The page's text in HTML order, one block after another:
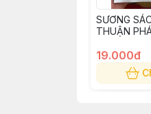
SƯƠNG
THUẬN
19.000đ